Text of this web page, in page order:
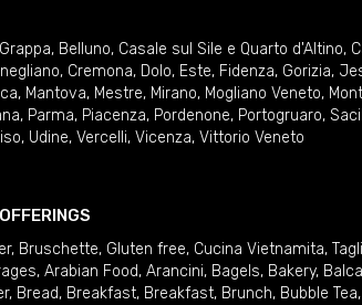
, Belluno, Casale sul Sile e Quarto d'Altino,
, Cremona, Dolo, Este, Fidenza, Gorizia,
, Mantova, Mestre, Mirano, Mogliano Veneto,
, Parma, Piacenza, Pordenone, Portogruaro,
, Udine, Vercelli, Vicenza, Vittorio Veneto
, Bruschette, Gluten free, Cucina Vietnamita,
, Arabian Food, Arancini, Bagels, Bakery,
, Bread, Breakfast, Breakfast, Brunch, Bubble Tea,